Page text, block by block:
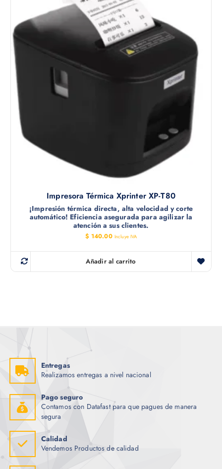
Impresora Térmica Xprinter XP-T80
¡Impresión térmica directa, alta velocidad y corte
automático! Eficiencia asegurada para agilizar la
atención a sus clientes.
$ 140.00 Incluye IVA
Añadir al carrito
Entregas
Realizamos entregas a nivel nacional
Pago seguro
Contamos con Datafast para que pagues de manera
segura
Calidad
Vendemos Productos de calidad